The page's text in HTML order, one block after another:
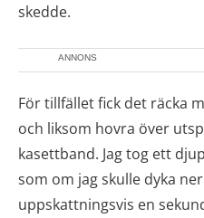
skedde.
ANNONS
För tillfället fick det räcka
och liksom hovra över
kasettband. Jag tog ett
som om jag skulle dyka
uppskattningsvis en